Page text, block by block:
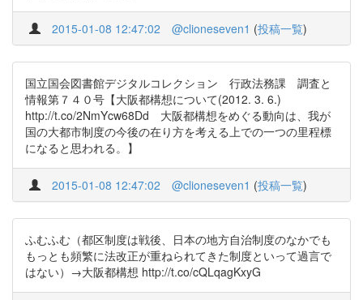
2015-01-08 12:47:02 @clioneseven1 (投稿一覧)
国立国会図書館デジタルコレクション 行政法務課 調査と
情報第７４０号【大阪都構想について(2012. 3. 6.)
http://t.co/2NmYcw68Dd 大阪都構想をめぐる動向は、我が
国の大都市制度の今後の在り方を考える上での一つの里程標
になると思われる。】
2015-01-08 12:47:02 @clioneseven1 (投稿一覧)
ふむふむ（都区制度は戦後、日本の地方自治制度のなかでも
もっとも頻繁に法改正が重ねられてきた制度といって過言で
はない）→大阪都構想 http://t.co/cQLqagKxyG